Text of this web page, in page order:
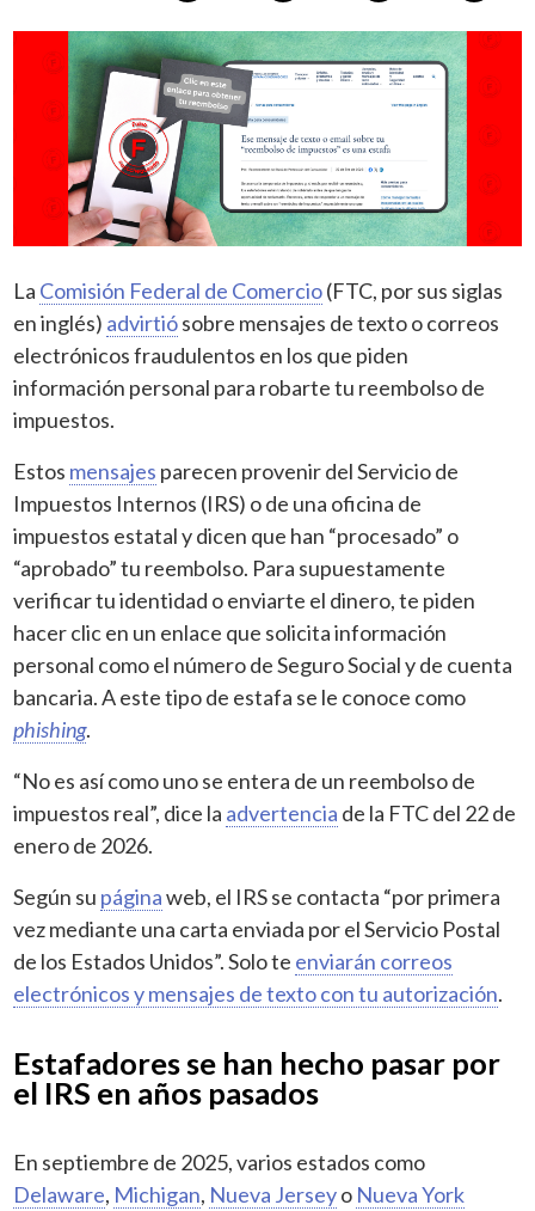
La Comisión Federal de Comercio(FTC, por sus siglas
en inglés) advirtiósobre mensajes de texto o correos
electrónicos fraudulentos en los que piden
información personal para robarte tu reembolso de
impuestos.
Estos mensajes parecen provenir del Servicio de
Impuestos Internos (IRS) o de una oficina de
impuestos estatal y dicen que han “procesado” o
“aprobado” tu reembolso. Para supuestamente
verificar tu identidad o enviarte el dinero, te piden
hacer clic en un enlace que solicita información
personal como el número de Seguro Social y de cuenta
bancaria. A este tipo de estafa se le conoce como
phishing.
“No es así como uno se entera de un reembolso de
impuestos real”, dice la advertencia de la FTC del 22 de
enero de 2026.
Según su páginaweb, el IRS se contacta “por primera
vez mediante una carta enviada por el Servicio Postal
de los Estados Unidos”. Solo te enviarán correos
electrónicos y mensajes de texto con tu autorización.
Estafadores se han hecho pasar por
el IRS en años pasados
En septiembre de 2025, varios estados como
Delaware, Michigan, Nueva Jerseyo Nueva York